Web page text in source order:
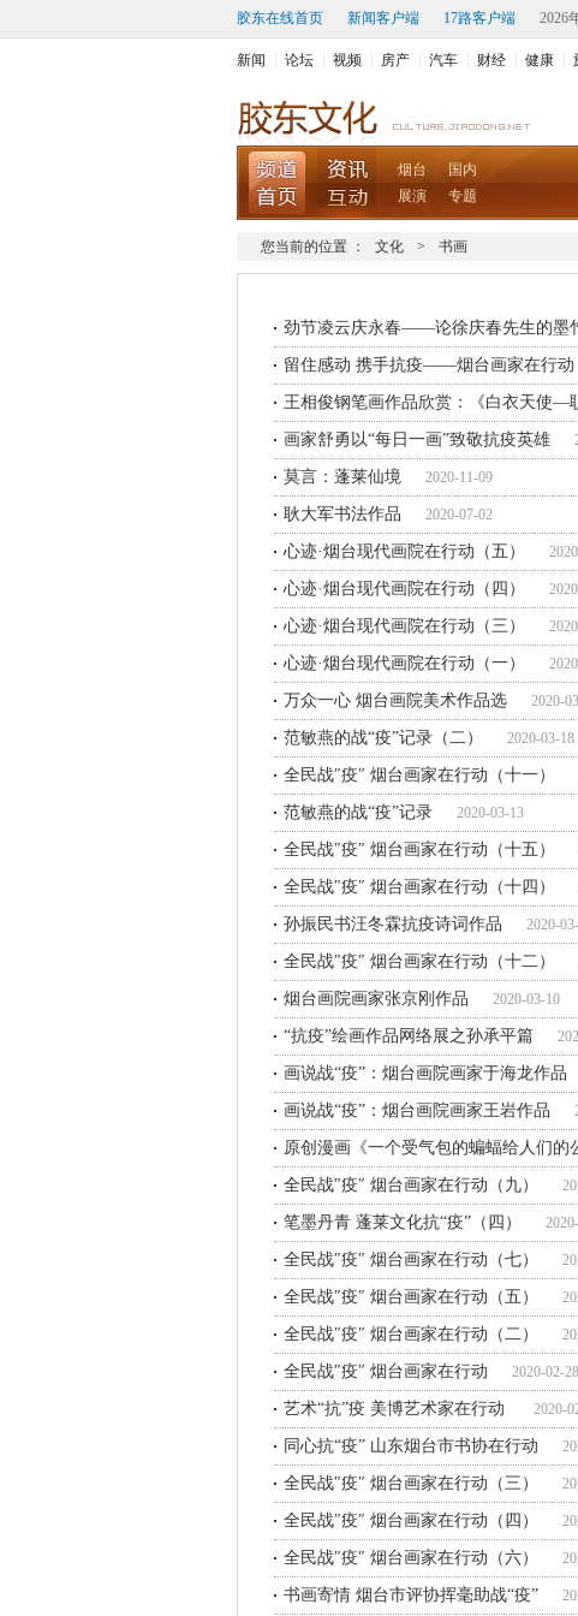
胶东在线首页 新闻客户端 17路客户端 2026
新闻 论坛 视频 房产 汽车 财经 健康
烟台
国内
展演
专题
您当前的位置 ： 文化 > 书画
劲节凌云庆永春——论徐庆春先生的墨
留住感动 携手抗疫——烟台画家在行动
王相俊钢笔画作品欣赏：《白衣天使—
画家舒勇以“每日一画”致敬抗疫英雄
莫言：蓬莱仙境 2020-11-09
耿大军书法作品 2020-07-02
心迹·烟台现代画院在行动（五）
心迹·烟台现代画院在行动（四）
心迹·烟台现代画院在行动（三）
心迹·烟台现代画院在行动（一）
万众一心 烟台画院美术作品选 2020-
范敏燕的战“疫”记录（二） 2020-03-18
全民战″疫″ 烟台画家在行动（十一）
范敏燕的战“疫”记录 2020-03-13
全民战″疫″ 烟台画家在行动（十五）
全民战″疫″ 烟台画家在行动（十四）
孙振民书汪冬霖抗疫诗词作品 2020-
全民战″疫″ 烟台画家在行动（十二）
烟台画院画家张京刚作品 2020-03-10
“抗疫”绘画作品网络展之孙承平篇
画说战“疫”：烟台画院画家于海龙作品
画说战“疫”：烟台画院画家王岩作品
原创漫画《一个受气包的蝙蝠给人们的
全民战″疫″ 烟台画家在行动（九）
笔墨丹青 蓬莱文化抗“疫”（四）
全民战″疫″ 烟台画家在行动（七）
全民战″疫″ 烟台画家在行动（五）
全民战″疫″ 烟台画家在行动（二）
全民战″疫″ 烟台画家在行动 2020-02-28
艺术“抗”疫 美博艺术家在行动 2020-
同心抗“疫” 山东烟台市书协在行动
全民战″疫″ 烟台画家在行动（三）
全民战″疫″ 烟台画家在行动（四）
全民战″疫″ 烟台画家在行动（六）
书画寄情 烟台市评协挥毫助战“疫”